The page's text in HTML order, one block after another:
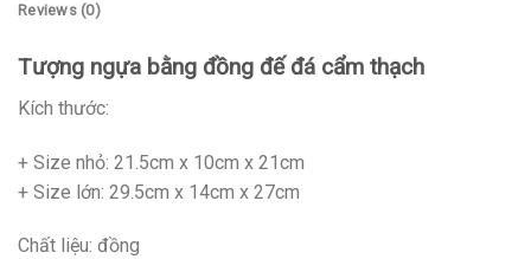
Reviews (0)
Tượng ngựa bằng đồng đế đá cẩm thạch
Kích thước:
+ Size nhỏ: 21.5cm x 10cm x 21cm
+ Size lớn: 29.5cm x 14cm x 27cm
Chất liệu: đồng